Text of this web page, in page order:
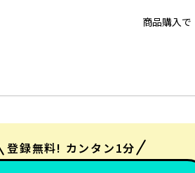
商品購入で
登録無料! カンタン1分